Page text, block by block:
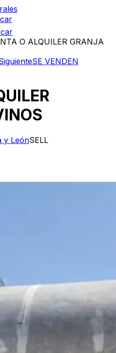
O ALQUILER GRANJA
SE VENDEN
y LeónSELL